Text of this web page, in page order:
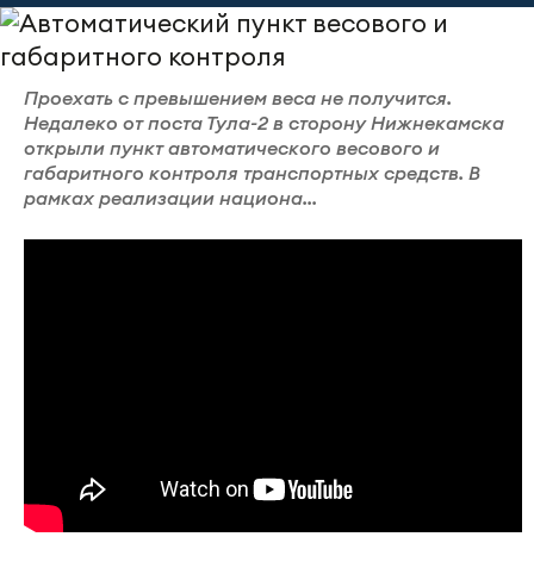
Проехать с превышением веса не получится.
Недалеко от поста Тула-2 в сторону Нижнекамска
открыли пункт автоматического весового и
габаритного контроля транспортных средств. В
рамках реализации национа...